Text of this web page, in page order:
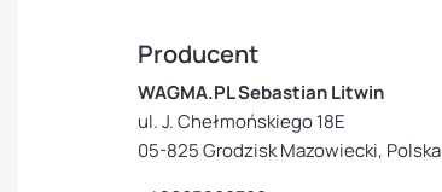
Producent
WAGMA.PL Sebastian Litwin
ul. J. Chełmońskiego 18E
05-825 Grodzisk Mazowiecki, Polska